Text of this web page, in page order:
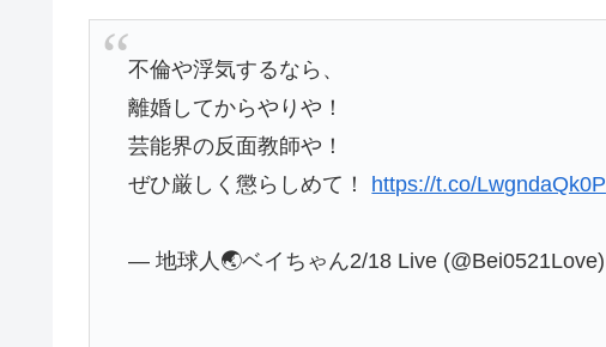
不倫や浮気するなら、
離婚してからやりや！
芸能界の反面教師や！
ぜひ厳しく懲らしめて！ https://t.co/LwgndaQk0P
— 地球人🌏ベイちゃん2/18 Live (@Bei0521Love)